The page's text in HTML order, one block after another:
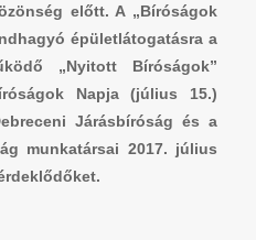
előtt. A „Bíróságok
épületlátogatásra a
„Nyitott Bíróságok”
Napja (július 15.)
Járásbíróság és a
munkatársai 2017. július